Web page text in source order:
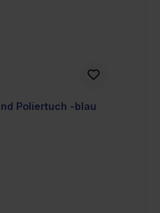
Poliertuch -blau